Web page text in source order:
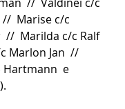
Marise c/c
//  Marilda c/c Ralf
Marlon Jan  //
Hartmann  e